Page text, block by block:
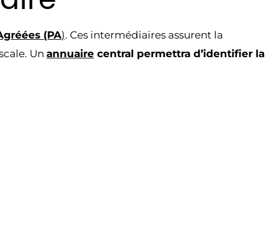
(PA). Ces intermédiaires assurent la
Un annuaire central permettra d’identifier la